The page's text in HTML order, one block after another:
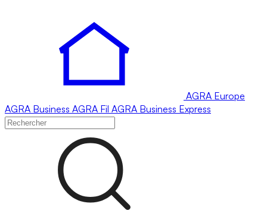
AGRA Europe
AGRA Business AGRA Fil AGRA Business Express